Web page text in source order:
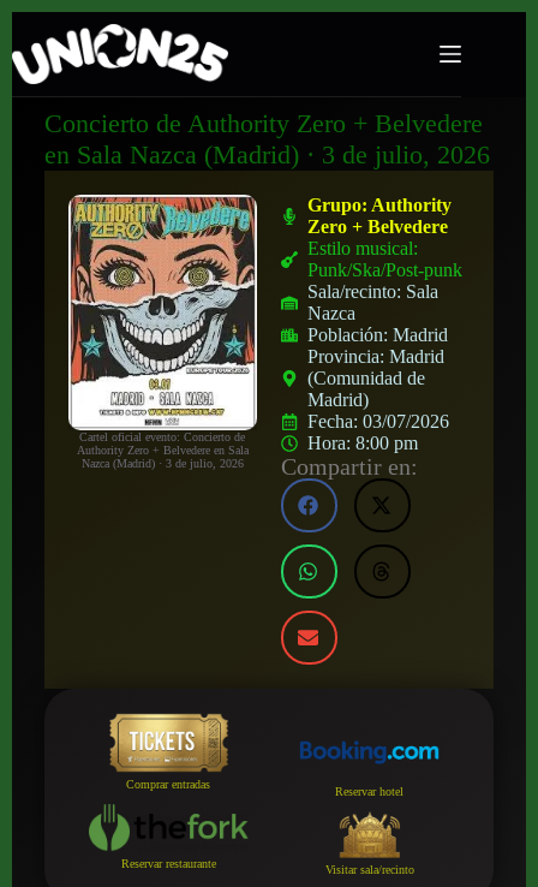
Concierto de Authority Zero + Belvedere
en Sala Nazca (Madrid) · 3 de julio, 2026
Cartel oficial evento: Concierto de
Authority Zero + Belvedere en Sala
Nazca (Madrid) · 3 de julio, 2026
Grupo: Authority
Zero + Belvedere
Estilo musical:
Punk/Ska/Post-punk
Sala/recinto: Sala
Nazca
Población:Madrid
Provincia:Madrid
(Comunidad de
Madrid)
Fecha:03/07/2026
Hora:8:00 pm
Compartir en:
Comprar entradas
Reservar hotel
Reservar restaurante Visitar sala/recinto